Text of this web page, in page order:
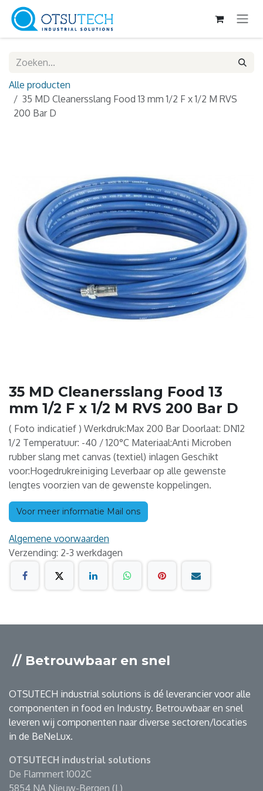
Overslaan naar inhoud
Alle producten
35 MD Cleanersslang Food 13 mm 1/2 F x 1/2 M RVS
200 Bar D
35 MD Cleanersslang Food 13
mm 1/2 F x 1/2 M RVS 200 Bar D
( Foto indicatief ) Werkdruk:Max 200 Bar Doorlaat: DN12
1/2 Temperatuur: -40 / 120°C Materiaal:Anti Microben
rubber slang met canvas (textiel) inlagen Geschikt
voor:Hogedrukreiniging Leverbaar op alle gewenste
lengtes voorzien van de gewenste koppelingen.
Voor meer informatie Mail ons
Algemene voorwaarden
Verzending: 2-3 werkdagen
// Betrouwbaar en snel
OTSUTECH industrial solutions is dé leverancier voor alle
componenten in food en Industry. Betrouwbaar en snel
leveren wij componenten naar diverse sectoren/locaties
in de BeNeLux.
OTSUTECH industrial solutions
De Flammert 1002C
5854 NA Nieuw-Bergen (L)